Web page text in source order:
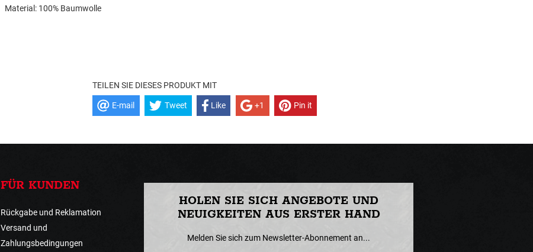
Material: 100% Baumwolle
TEILEN SIE DIESES PRODUKT MIT
E-mail Tweet Like +1 Pin it
FÜR KUNDEN
Rückgabe und Reklamation
Versand und
Zahlungsbedingungen
HOLEN SIE SICH ANGEBOTE UND
NEUIGKEITEN AUS ERSTER HAND
Melden Sie sich zum Newsletter-Abonnement an...